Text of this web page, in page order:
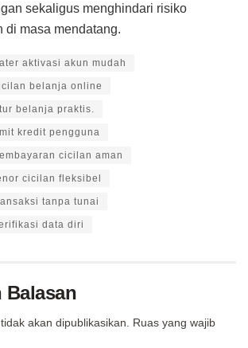
sekaligus menghindari risiko
di masa mendatang.
aktivasi akun mudah
belanja online
belanja praktis.
kredit pengguna
cicilan aman
cicilan fleksibel
tanpa tunai
data diri
Balasan
akan dipublikasikan.
Ruas yang wajib